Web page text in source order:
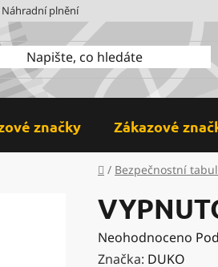
Náhradní plnění
značky Zákazové
Domů
/ Bezpečnostní
Průměrné
hodnocení
Neohodnoceno
Značka: DUKO